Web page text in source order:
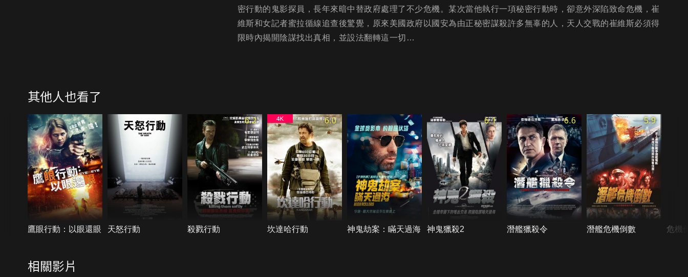
密行動的鬼影探員，長年來暗中替政府處理了不少危機。某次當他執行一項秘密行動時，卻意外深陷致命危機，崔
維斯和女記者蜜拉循線追查後驚覺，原來美國政府以國安為由正秘密謀殺許多無辜的人，天人交戰的崔維斯必須得
限時內揭開陰謀找出真相，並設法翻轉這一切…
其他人也看了
鷹眼行動：以眼還眼 天怒行動
6.2
殺戮行動
6.0
坎達哈行動 神鬼劫案：瞞天過海
6.1
神鬼獵殺2
6.6
潛艦獵殺令
5.9
潛艦危機倒數 危機
相關影片